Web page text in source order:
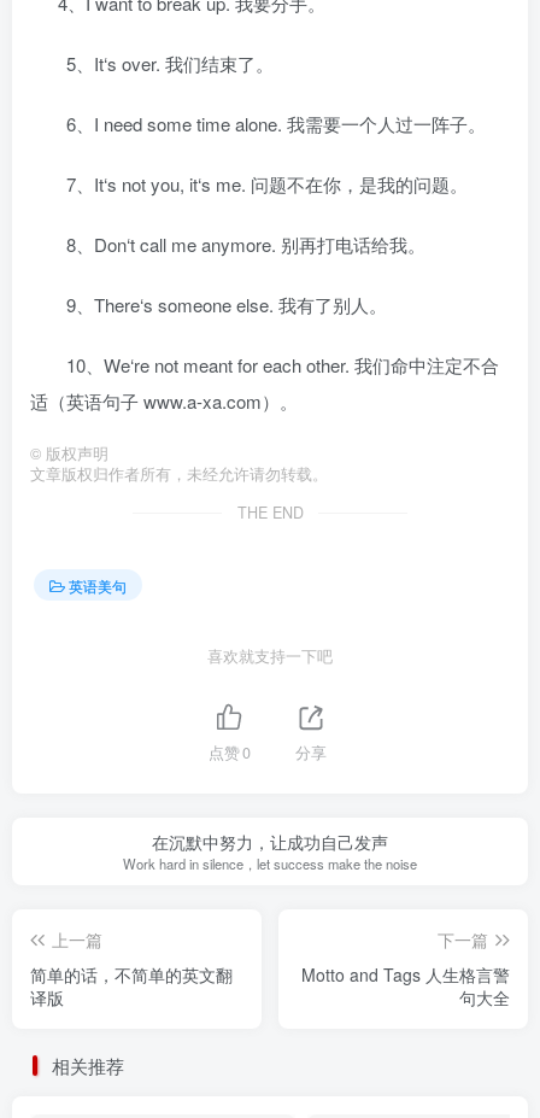
5、It‘s over. 我们结束了。
6、I need some time alone. 我需要一个人过一阵子。
7、It‘s not you, it‘s me. 问题不在你，是我的问题。
8、Don‘t call me anymore. 别再打电话给我。
9、There‘s someone else. 我有了别人。
10、We‘re not meant for each other. 我们命中注定不合
适（英语句子 www.a-xa.com）。
© 版权声明
文章版权归作者所有，未经允许请勿转载。
THE END
英语美句
喜欢就支持一下吧
点赞0 分享
在沉默中努力，让成功自己发声
Work hard in silence，let success make the noise
上一篇
简单的话，不简单的英文翻
译版
下一篇
Motto and Tags 人生格言警
句大全
相关推荐